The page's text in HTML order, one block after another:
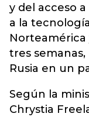
y del acceso
a la
Norteamérica
tres
Rusia en un
Según la
Chrystia